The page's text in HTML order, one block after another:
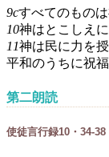
9cすべてのもの
10神はとこしえ
11神は民に力を授
平和のうちに祝福
第二朗読
使徒言行録10・34-38